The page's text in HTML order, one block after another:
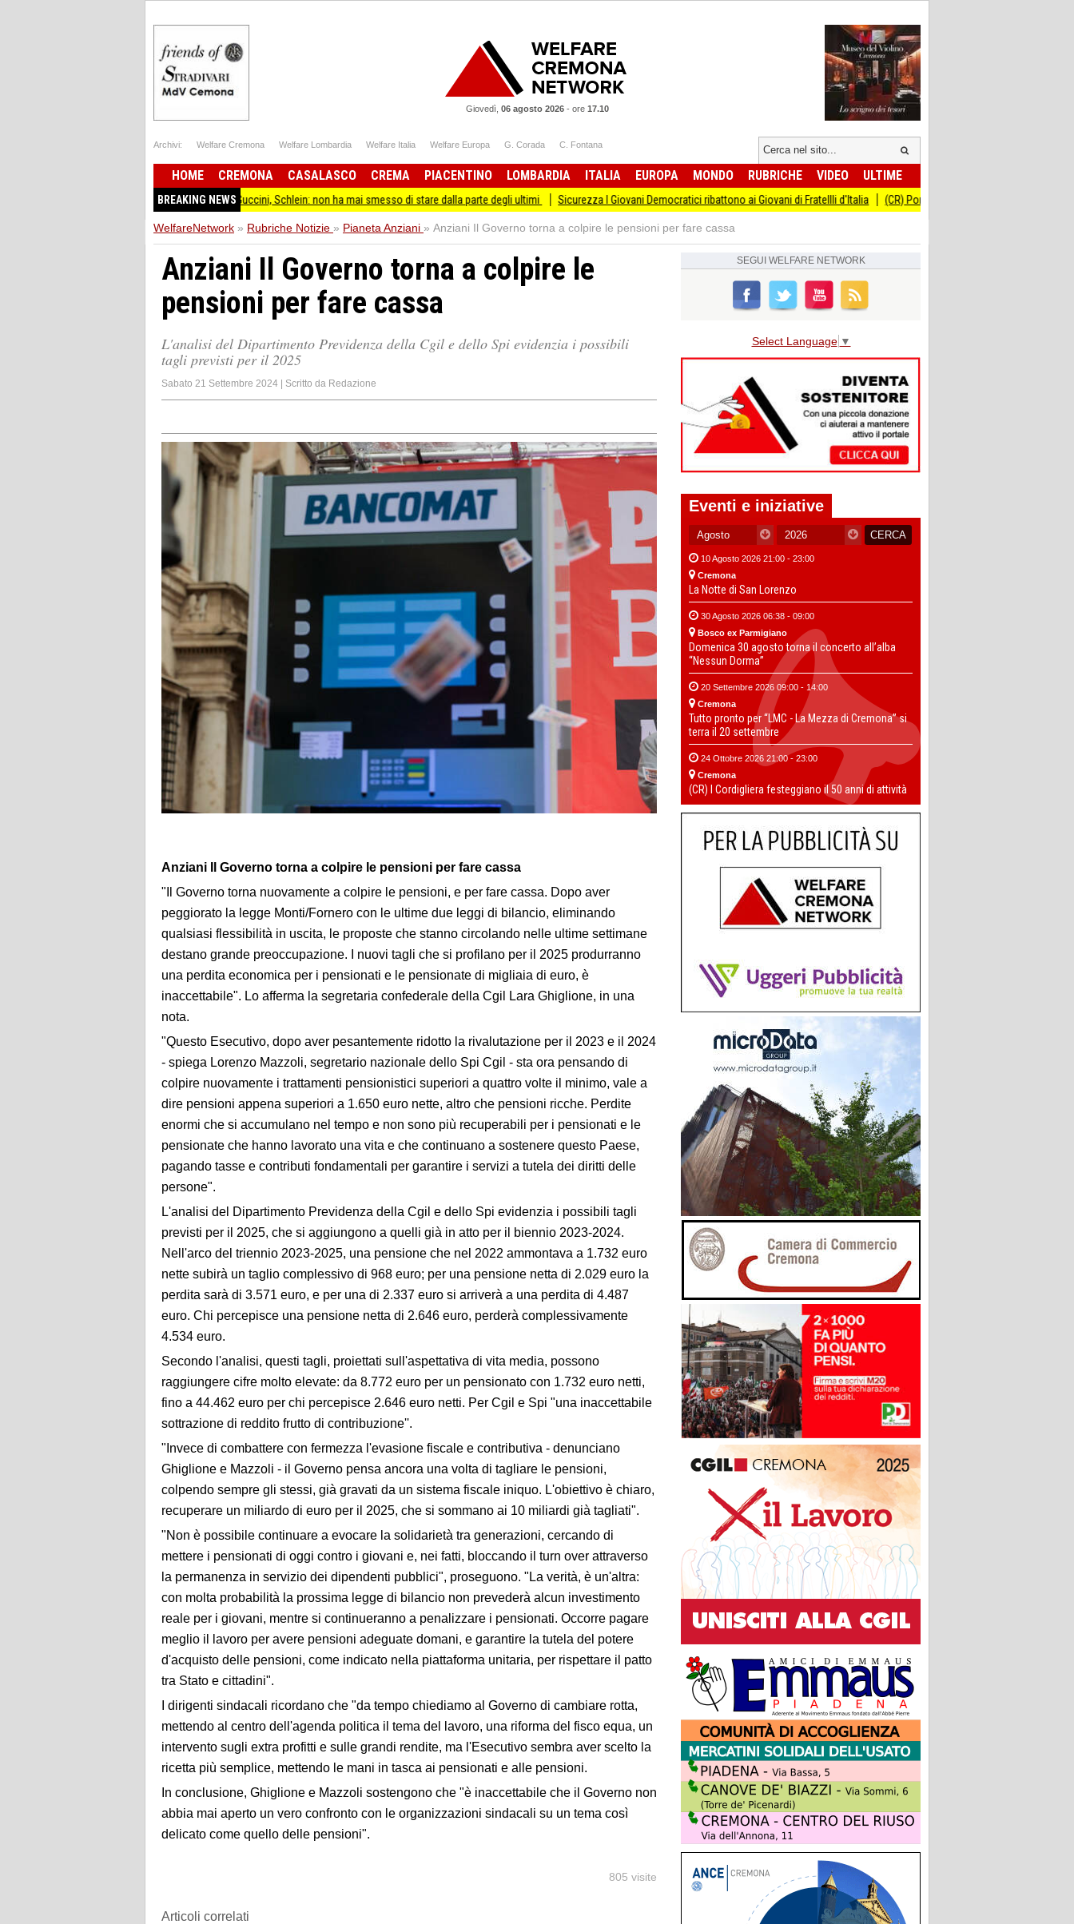
Giovedì, 06 agosto 2026- ore 17.10
Archivi: Welfare Cremona Welfare Lombardia Welfare Italia Welfare Europa G. Corada C. Fontana
HOME CREMONA CASALASCO CREMA PIACENTINO LOMBARDIA ITALIA EUROPA MONDO RUBRICHE VIDEO ULTIME
BREAKING NEWS
Guccini, Schlein: non ha mai smesso di stare dalla parte degli ultimi Sicurezza I Giovani Democratici ribattono ai Giovani di Fratellli d'Italia (CR) Ponte sul Morbasco: al via i lavori per la
WelfareNetwork » Rubriche Notizie » Pianeta Anziani » Anziani Il Governo torna a colpire le pensioni per fare cassa
Anziani Il Governo torna a colpire le
pensioni per fare cassa
L'analisi del Dipartimento Previdenza della Cgil e dello Spi evidenzia i possibili
tagli previsti per il 2025
Sabato 21 Settembre 2024 | Scritto da Redazione
Anziani Il Governo torna a colpire le pensioni per fare cassa
"Il Governo torna nuovamente a colpire le pensioni, e per fare cassa. Dopo aver
peggiorato la legge Monti/Fornero con le ultime due leggi di bilancio, eliminando
qualsiasi flessibilità in uscita, le proposte che stanno circolando nelle ultime settimane
destano grande preoccupazione. I nuovi tagli che si profilano per il 2025 produrranno
una perdita economica per i pensionati e le pensionate di migliaia di euro, è
inaccettabile". Lo afferma la segretaria confederale della Cgil Lara Ghiglione, in una
nota.
"Questo Esecutivo, dopo aver pesantemente ridotto la rivalutazione per il 2023 e il 2024
- spiega Lorenzo Mazzoli, segretario nazionale dello Spi Cgil - sta ora pensando di
colpire nuovamente i trattamenti pensionistici superiori a quattro volte il minimo, vale a
dire pensioni appena superiori a 1.650 euro nette, altro che pensioni ricche. Perdite
enormi che si accumulano nel tempo e non sono più recuperabili per i pensionati e le
pensionate che hanno lavorato una vita e che continuano a sostenere questo Paese,
pagando tasse e contributi fondamentali per garantire i servizi a tutela dei diritti delle
persone".
L'analisi del Dipartimento Previdenza della Cgil e dello Spi evidenzia i possibili tagli
previsti per il 2025, che si aggiungono a quelli già in atto per il biennio 2023-2024.
Nell'arco del triennio 2023-2025, una pensione che nel 2022 ammontava a 1.732 euro
nette subirà un taglio complessivo di 968 euro; per una pensione netta di 2.029 euro la
perdita sarà di 3.571 euro, e per una di 2.337 euro si arriverà a una perdita di 4.487
euro. Chi percepisce una pensione netta di 2.646 euro, perderà complessivamente
4.534 euro.
Secondo l'analisi, questi tagli, proiettati sull'aspettativa di vita media, possono
raggiungere cifre molto elevate: da 8.772 euro per un pensionato con 1.732 euro netti,
fino a 44.462 euro per chi percepisce 2.646 euro netti. Per Cgil e Spi "una inaccettabile
sottrazione di reddito frutto di contribuzione''.
"Invece di combattere con fermezza l'evasione fiscale e contributiva - denunciano
Ghiglione e Mazzoli - il Governo pensa ancora una volta di tagliare le pensioni,
colpendo sempre gli stessi, già gravati da un sistema fiscale iniquo. L'obiettivo è chiaro,
recuperare un miliardo di euro per il 2025, che si sommano ai 10 miliardi già tagliati".
"Non è possibile continuare a evocare la solidarietà tra generazioni, cercando di
mettere i pensionati di oggi contro i giovani e, nei fatti, bloccando il turn over attraverso
la permanenza in servizio dei dipendenti pubblici", proseguono. "La verità, è un'altra:
con molta probabilità la prossima legge di bilancio non prevederà alcun investimento
reale per i giovani, mentre si continueranno a penalizzare i pensionati. Occorre pagare
meglio il lavoro per avere pensioni adeguate domani, e garantire la tutela del potere
d'acquisto delle pensioni, come indicato nella piattaforma unitaria, per rispettare il patto
tra Stato e cittadini".
I dirigenti sindacali ricordano che "da tempo chiediamo al Governo di cambiare rotta,
mettendo al centro dell'agenda politica il tema del lavoro, una riforma del fisco equa, un
intervento sugli extra profitti e sulle grandi rendite, ma l'Esecutivo sembra aver scelto la
ricetta più semplice, mettendo le mani in tasca ai pensionati e alle pensioni.
In conclusione, Ghiglione e Mazzoli sostengono che "è inaccettabile che il Governo non
abbia mai aperto un vero confronto con le organizzazioni sindacali su un tema così
delicato come quello delle pensioni".
805 visite
Articoli correlati
SEGUI WELFARE NETWORK
Select Language ▼
Eventi e iniziative
10 Agosto 2026 21:00 - 23:00
Cremona
La Notte di San Lorenzo
30 Agosto 2026 06:38 - 09:00
Bosco ex Parmigiano
Domenica 30 agosto torna il concerto all’alba
“Nessun Dorma”
20 Settembre 2026 09:00 - 14:00
Cremona
Tutto pronto per “LMC - La Mezza di Cremona” si
terra il 20 settembre
24 Ottobre 2026 21:00 - 23:00
Cremona
(CR) I Cordigliera festeggiano il 50 anni di attività